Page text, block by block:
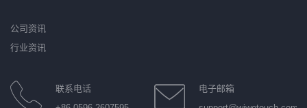
公司资讯
行业资讯
联系电话
电子邮箱